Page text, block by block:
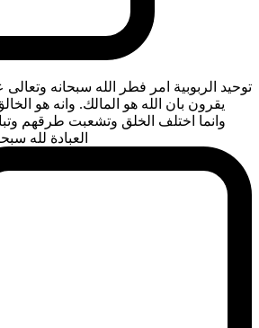
توحيد الربوبية امر فطر الله سبحانه
يقرون بان الله هو المالك. وانه هو
وانما اختلف الخلق وتشعبت طرقهم
العبادة لله